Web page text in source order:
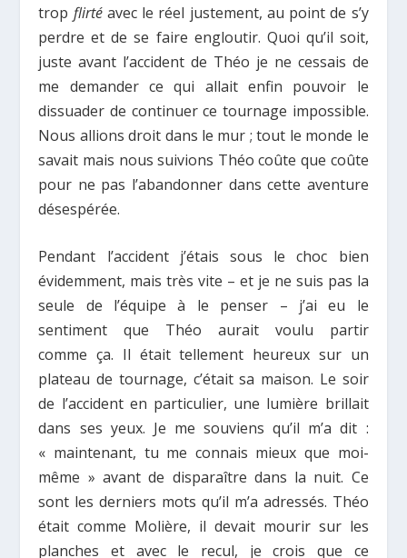
trop flirtéavec le réel justement, au point de s’y
perdre et de se faire engloutir. Quoi qu’il soit,
juste avant l’accident de Théo je ne cessais de
me demander ce qui allait enfin pouvoir le
dissuader de continuer ce tournage impossible.
Nous allions droit dans le mur ; tout le monde le
savait mais nous suivions Théo coûte que coûte
pour ne pas l’abandonner dans cette aventure
désespérée.
Pendant l’accident j’étais sous le choc bien
évidemment, mais très vite – et je ne suis pas la
seule de l’équipe à le penser – j’ai eu le
sentiment que Théo aurait voulu partir
comme ça. Il était tellement heureux sur un
plateau de tournage, c’était sa maison. Le soir
de l’accident en particulier, une lumière brillait
dans ses yeux. Je me souviens qu’il m’a dit :
« maintenant, tu me connais mieux que moi-
même » avant de disparaître dans la nuit. Ce
sont les derniers mots qu’il m’a adressés. Théo
était comme Molière, il devait mourir sur les
planches et avec le recul, je crois que ce